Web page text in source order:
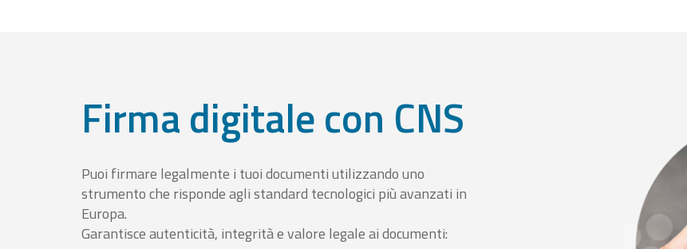
Firma digitale con CNS
Puoi firmare legalmente i tuoi documenti utilizzando uno
strumento che risponde agli standard tecnologici più avanzati in
Europa.
Garantisce autenticità, integrità e valore legale ai documenti: